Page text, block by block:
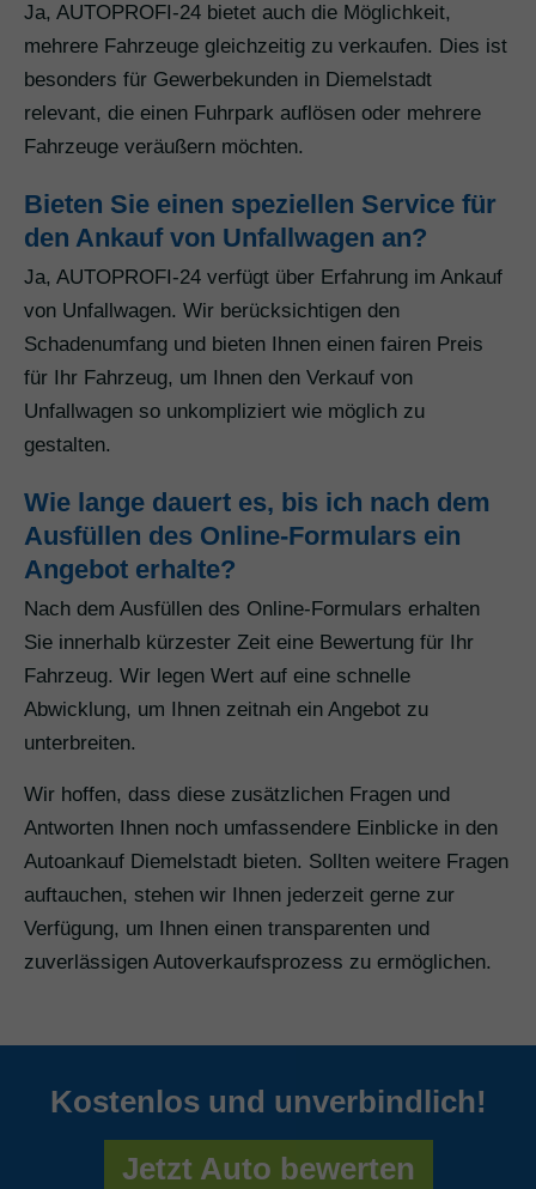
Ja, AUTOPROFI-24 bietet auch die Möglichkeit,
mehrere Fahrzeuge gleichzeitig zu verkaufen. Dies ist
besonders für Gewerbekunden in Diemelstadt
relevant, die einen Fuhrpark auflösen oder mehrere
Fahrzeuge veräußern möchten.
Bieten Sie einen speziellen Service für
den Ankauf von Unfallwagen an?
Ja, AUTOPROFI-24 verfügt über Erfahrung im Ankauf
von Unfallwagen. Wir berücksichtigen den
Schadenumfang und bieten Ihnen einen fairen Preis
für Ihr Fahrzeug, um Ihnen den Verkauf von
Unfallwagen so unkompliziert wie möglich zu
gestalten.
Wie lange dauert es, bis ich nach dem
Ausfüllen des Online-Formulars ein
Angebot erhalte?
Nach dem Ausfüllen des Online-Formulars erhalten
Sie innerhalb kürzester Zeit eine Bewertung für Ihr
Fahrzeug. Wir legen Wert auf eine schnelle
Abwicklung, um Ihnen zeitnah ein Angebot zu
unterbreiten.
Wir hoffen, dass diese zusätzlichen Fragen und
Antworten Ihnen noch umfassendere Einblicke in den
Autoankauf Diemelstadt bieten. Sollten weitere Fragen
auftauchen, stehen wir Ihnen jederzeit gerne zur
Verfügung, um Ihnen einen transparenten und
zuverlässigen Autoverkaufsprozess zu ermöglichen.
Kostenlos und unverbindlich!
Jetzt Auto bewerten